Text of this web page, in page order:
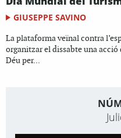
GIUSEPPE SAVINO
La plataforma veïnal contra
organitzar el dissabte una acció
Déu per...